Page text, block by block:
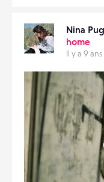
Nina
home
Il y a 9